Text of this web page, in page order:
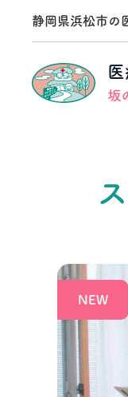
静岡県浜松市の
坂
訪問
介護
- 坂の
医
訪問
坂の
坂の
法人
採用
クロス